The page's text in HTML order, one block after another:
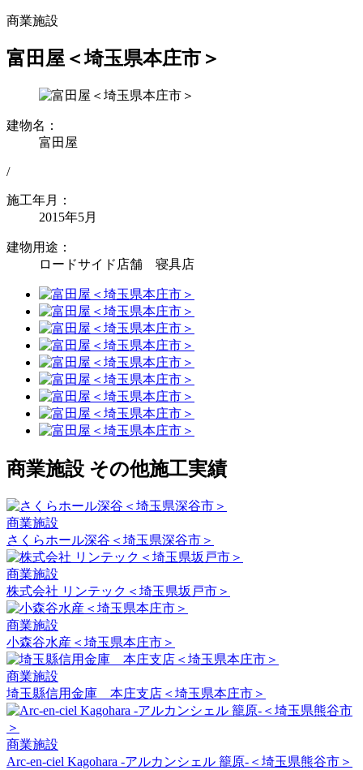
商業施設
富田屋＜埼玉県本庄市＞
建物名：
富田屋
/
施工年月：
2015年5月
建物用途：
ロードサイド店舗 寝具店
商業施設 その他施工実績
商業施設
さくらホール深谷＜埼玉県深谷市＞
商業施設
株式会社 リンテック＜埼玉県坂戸市＞
商業施設
小森谷水産＜埼玉県本庄市＞
商業施設
埼玉縣信用金庫 本庄支店＜埼玉県本庄市＞
商業施設
Arc-en-ciel Kagohara -アルカンシェル 籠原-＜埼玉県熊谷市＞